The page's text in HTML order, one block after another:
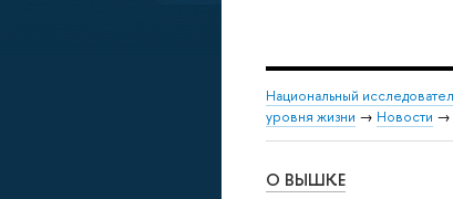
Национальный
уровня жизни → Новости →
О ВЫШКЕ